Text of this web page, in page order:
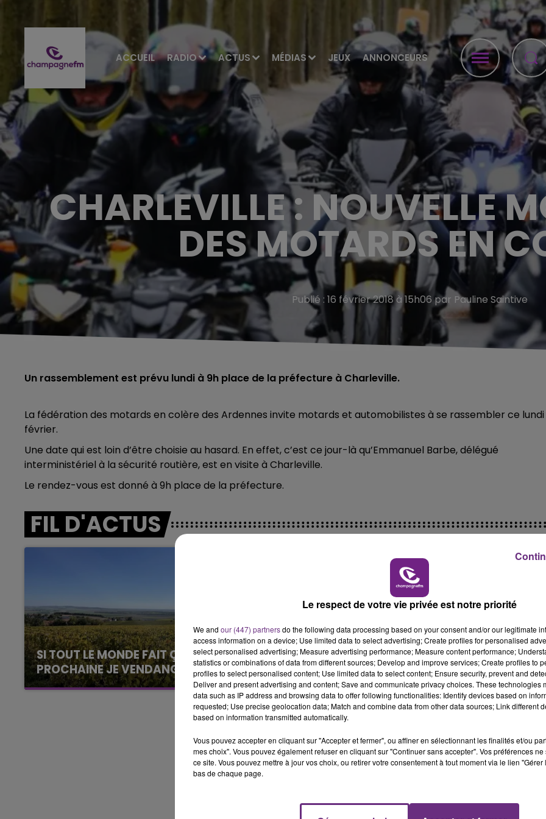
ACCUEIL RADIO ACTUS MÉDIAS JEUX ANNONCEURS
5h00 - 6h00
LE BEST OF DE LA FAMILLE
LA FAMILLE
CHARLEVILLE : NOUVELLE
DES MOTARDS EN
Publié : 16 février 2018 à 15h06 par Pauline Saintive
Un rassemblement est prévu lundi à 9h place de la préfecture à Charleville.
La fédération des motards en colère des Ardennes invite motards et automobilistes à se rassembler ce lundi
février.
Une date qui est loin d’être choisie au hasard. En effet, c’est ce jour-là qu’Emmanuel Barbe, délégué
interministériel à la sécurité routière, est en visite à Charleville.
Le rendez-vous est donné à 9h place de la préfecture.
FIL D'ACTUS
SI TOUT LE MONDE FAIT ÇA, MOI L'ANNÉE
PROCHAINE JE VENDANGE EN...
La vendange en Champagne a débuté ce jeudi
6 août dans la commune de Montgueux (Aube).
L'INSPECTION DU TRAVAIL RAPPELLE À
L'ORDRE SUR LES CONDITIONS DE...
Alors que les dates de début des vendange
2026 s'est avéré être plus précoce que prévu,
l'inspection du Travail en profite pour rappeler
Le respect de votre vie privée est notre priorité
We and our (447) partnersdo the following data processing based on your consent and/or our legitimate
access information on a device; Use limited data to select advertising; Create profiles for personalised
select personalised advertising; Measure advertising performance; Measure content performance;
statistics or combinations of data from different sources; Develop and improve services; Create profiles to
profiles to select personalised content; Use limited data to select content; Ensure security, prevent and
Deliver and present advertising and content; Save and communicate privacy choices. These technologies
data such as IP address and browsing data to offer following functionalities: Identify devices based on
requested; Use precise geolocation data; Match and combine data from other data sources; Link different
based on information transmitted automatically.
Vous pouvez accepter en cliquant sur "Accepter et fermer", ou affiner en sélectionnant les finalités et/ou
mes choix". Vous pouvez également refuser en cliquant sur "Continuer sans accepter". Vos préférences
ce site. Vous pouvez mettre à jour vos choix, ou retirer votre consentement à tout moment via le lien
bas de chaque page.